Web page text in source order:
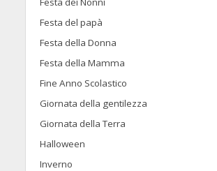
Festa del papà
Festa della Donna
Festa della Mamma
Fine Anno Scolastico
Giornata della gentilezza
Giornata della Terra
Halloween
Inverno